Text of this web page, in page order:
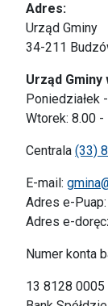
Adres:
Urząd Gminy
34-211
Urząd Gminy
Poniedziałek
Wtorek: 8.00 -
Centrala (33)
E-mail:
Adres e-
Adres e-
Numer konta
13 8128